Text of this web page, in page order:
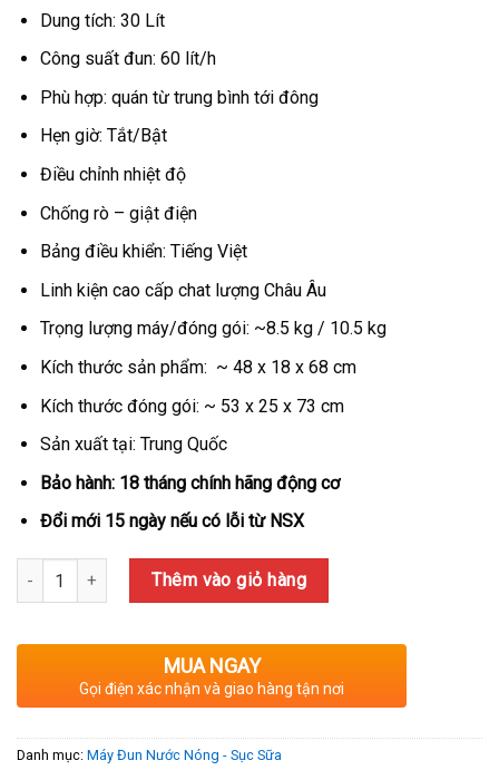
Dung tích: 30 Lít
Công suất đun: 60 lít/h
Phù hợp: quán từ trung bình tới đông
Hẹn giờ: Tắt/Bật
Điều chỉnh nhiệt độ
Chống rò – giật điện
Bảng điều khiển: Tiếng Việt
Linh kiện cao cấp chat lượng Châu Âu
Trọng lượng máy/đóng gói: ~8.5 kg / 10.5 kg
Kích thước sản phẩm: ~ 48 x 18 x 68 cm
Kích thước đóng gói: ~ 53 x 25 x 73 cm
Sản xuất tại: Trung Quốc
Bảo hành: 18 tháng chính hãng động cơ
Đổi mới 15 ngày nếu có lỗi từ NSX
Số lượng Thêm vào giỏ hàng
MUA NGAY
Gọi điện xác nhận và giao hàng tận nơi
Danh mục: Máy Đun Nước Nóng - Sục Sữa